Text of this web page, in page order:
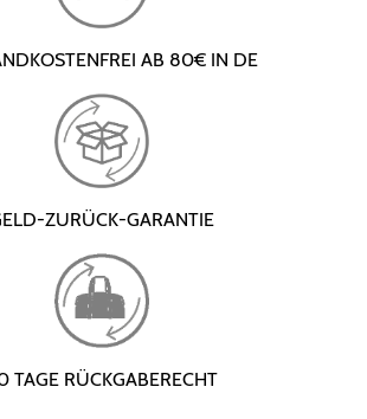
AB 80€ IN DE
ZURÜCK-GARANTIE
TAGE RÜCKGABERECHT